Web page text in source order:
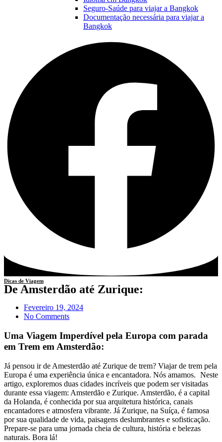
Seguro-Saúde para viajar a Bangkok
Documentação necessária para viajar a
Bangkok
Dicas de Viagem
De Amsterdão até Zurique:
Fevereiro 19, 2024
No Comments
Uma Viagem Imperdível pela Europa com parada
em Trem em Amsterdão:
Já pensou ir de Amesterdão até Zurique de trem? Viajar de trem pela
Europa é uma experiência única e encantadora. Nós amamos. Neste
artigo, exploremos duas cidades incríveis que podem ser visitadas
durante essa viagem: Amsterdão e Zurique. Amsterdão, é a capital
da Holanda, é conhecida por sua arquitetura histórica, canais
encantadores e atmosfera vibrante. Já Zurique, na Suíça, é famosa
por sua qualidade de vida, paisagens deslumbrantes e sofisticação.
Prepare-se para uma jornada cheia de cultura, história e belezas
naturais. Bora lá!